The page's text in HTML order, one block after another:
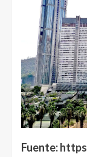
Fuente: